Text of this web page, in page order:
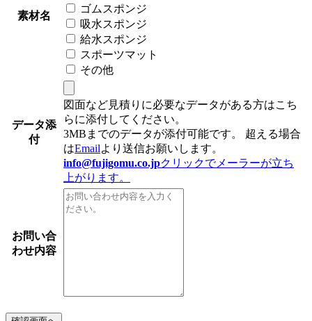
素材名
ゴムスポンジ
吸水スポンジ
給水スポンジ
スポーツマット
その他
データ添
付
図面など見積りに必要なデータがある方はこち
らに添付してください。
3MBまでのデータが添付可能です。
超える場合
はEmailより送信お願いします。
info@fujigomu.co.jpクリックでメーラーが立ち
上がります。
お問い合
わせ内容